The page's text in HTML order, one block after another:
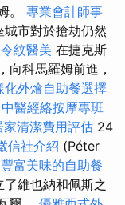
。 專業會計師事
城市對於搶劫仍然
紋醫美 在捷克斯
向科馬羅姆前進，
化外燴自助餐選擇
中醫經絡按摩專班
家清潔費用評估 24
信社介紹 (Péter
豐富美味的自助餐
維也納和佩斯之